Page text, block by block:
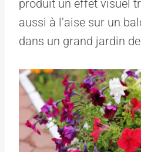
produit un effet visuel
aussi à l’aise sur un
dans un grand jardin